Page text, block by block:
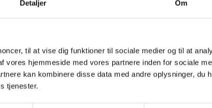
Detaljer Om
til at vise dig funktioner til sociale medier og til at
vores hjemmeside med vores partnere inden for sociale
kan kombinere disse data med andre oplysninger, du
tjenester.
RÆKKEHUS MED LUKKET HAVE
EGEN